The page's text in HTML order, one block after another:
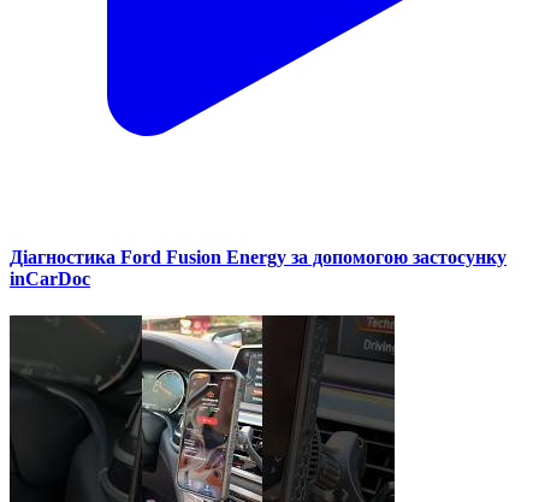
Діагностика Ford Fusion Energy за допомогою застосунку
inCarDoc